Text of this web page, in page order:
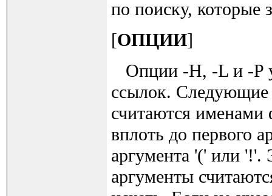
по поиску, которые
[ОПЦИИ]
Опции -H, -L и -P
ссылок. Следующие
считаются именами
вплоть до первого
аргумента '(' или
аргументы